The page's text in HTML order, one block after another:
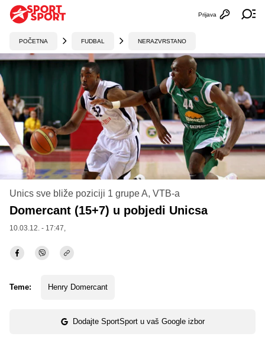
Otvori
Prijava
POČETNA FUDBAL NERAZVRSTANO
Unics sve bliže poziciji 1 grupe A, VTB-a
Domercant (15+7) u pobjedi Unicsa
10.03.12. - 17:47,
Teme: Henry Domercant
Dodajte SportSport u vaš Google izbor